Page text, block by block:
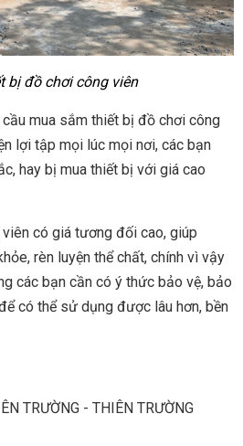
bị đồ chơi công viên
mua sắm thiết bị đồ chơi công
lợi tập mọi lúc mọi nơi, các bạn
hay bị mua thiết bị với giá cao
có giá tương đối cao, giúp
rèn luyện thể chất, chính vì vậy
các bạn cần có ý thức bảo vệ, bảo
có thể sử dụng được lâu hơn, bền
TRƯỜNG - THIÊN TRƯỜNG